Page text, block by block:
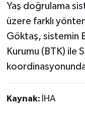
Yaş doğrulama
üzere farklı
Göktaş, sistemin
Kurumu (BTK) ile
Kaynak: İHA